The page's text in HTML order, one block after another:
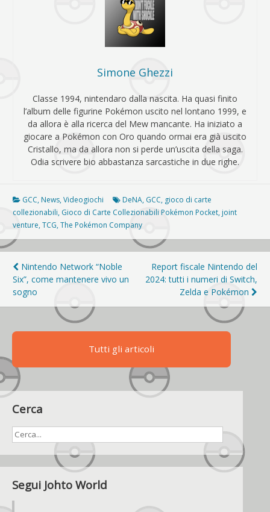
Simone Ghezzi
Classe 1994, nintendaro dalla nascita. Ha quasi finito
l’album delle figurine Pokémon uscito nel lontano 1999, e
da allora è alla ricerca del Mew mancante. Ha iniziato a
giocare a Pokémon con Oro quando ormai era già uscito
Cristallo, ma da allora non si perde un’uscita della saga.
Odia scrivere bio abbastanza sarcastiche in due righe.
GCC, News,Videogiochi DeNA, GCC, gioco di carte
collezionabili, Gioco di Carte Collezionabili Pokémon Pocket, joint
venture,TCG,The Pokémon Company
Navigazione
articoli
Nintendo Network “Noble
Six”, come mantenere vivo un
sogno
Report fiscale Nintendo del
2024: tutti i numeri di Switch,
Zelda e Pokémon
Tutti gli articoli
Cerca
Segui Johto World